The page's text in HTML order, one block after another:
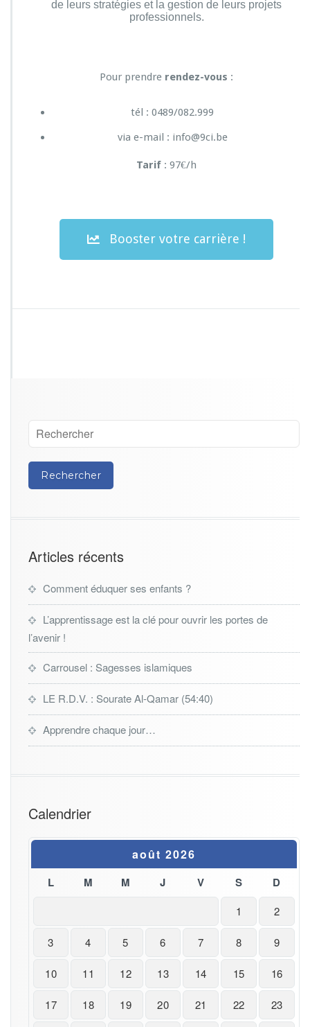
de leurs stratégies et la gestion de leurs projets
professionnels.
Pour prendre rendez-vous :
tél : 0489/082.999
via e-mail : info@9ci.be
Tarif : 97€/h
Booster votre carrière !
Articles récents
Comment éduquer ses enfants ?
L’apprentissage est la clé pour ouvrir les portes de
l’avenir !
Carrousel : Sagesses islamiques
LE R.D.V. : Sourate Al-Qamar (54:40)
Apprendre chaque jour…
Calendrier
août 2026
L M M J V S D
1 2
3 4 5 6 7 8 9
10 11 12 13 14 15 16
17 18 19 20 21 22 23